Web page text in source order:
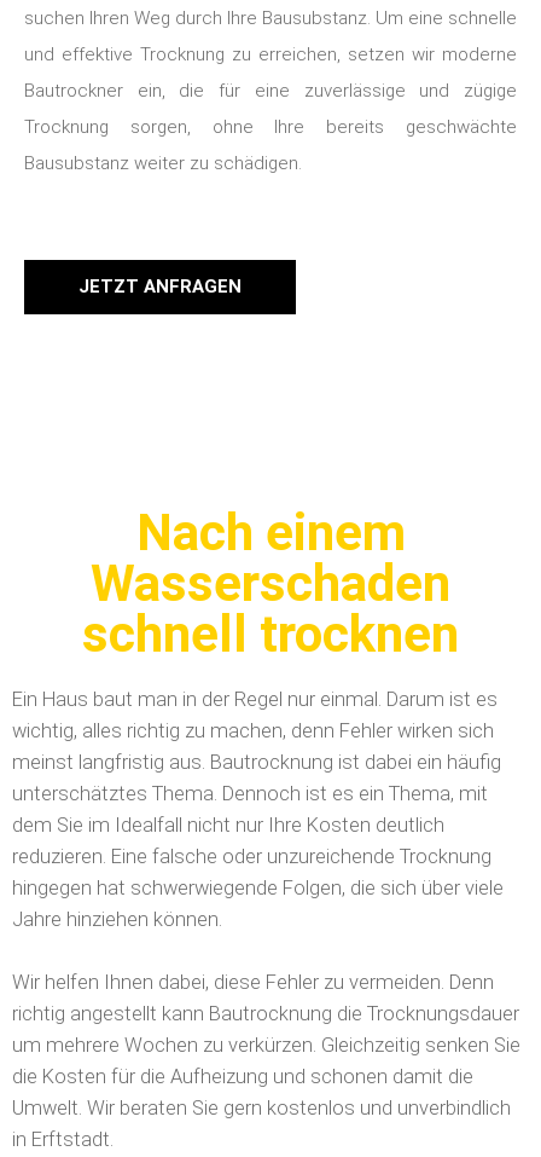
suchen Ihren Weg durch Ihre Bausubstanz. Um eine schnelle
und effektive Trocknung zu erreichen, setzen wir moderne
Bautrockner ein, die für eine zuverlässige und zügige
Trocknung sorgen, ohne Ihre bereits geschwächte
Bausubstanz weiter zu schädigen.
JETZT ANFRAGEN
Nach einem
Wasserschaden
schnell trocknen
Ein Haus baut man in der Regel nur einmal. Darum ist es
wichtig, alles richtig zu machen, denn Fehler wirken sich
meinst langfristig aus. Bautrocknung ist dabei ein häufig
unterschätztes Thema. Dennoch ist es ein Thema, mit
dem Sie im Idealfall nicht nur Ihre Kosten deutlich
reduzieren. Eine falsche oder unzureichende Trocknung
hingegen hat schwerwiegende Folgen, die sich über viele
Jahre hinziehen können.
Wir helfen Ihnen dabei, diese Fehler zu vermeiden. Denn
richtig angestellt kann Bautrocknung die Trocknungsdauer
um mehrere Wochen zu verkürzen. Gleichzeitig senken Sie
die Kosten für die Aufheizung und schonen damit die
Umwelt. Wir beraten Sie gern kostenlos und unverbindlich
in Erftstadt.